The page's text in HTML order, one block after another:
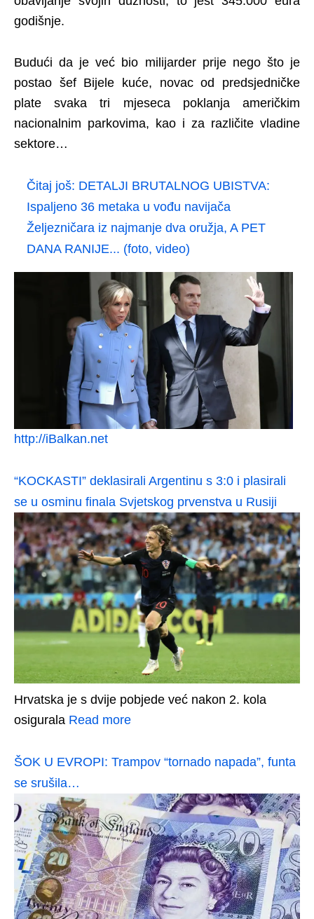
godišnje.
Budući da je već bio milijarder prije nego što je
postao šef Bijele kuće, novac od predsjedničke
plate svaka tri mjeseca poklanja američkim
nacionalnim parkovima, kao i za različite vladine
sektore…
Čitaj još: DETALJI BRUTALNOG UBISTVA:
Ispaljeno 36 metaka u vođu navijača
Željezničara iz najmanje dva oružja, A PET
DANA RANIJE... (foto, video)
http://iBalkan.net
“KOCKASTI” deklasirali Argentinu s 3:0 i plasirali
se u osminu finala Svjetskog prvenstva u Rusiji
Hrvatska je s dvije pobjede već nakon 2. kola
osigurala Read more
ŠOK U EVROPI: Trampov “tornado napada”, funta
se srušila…